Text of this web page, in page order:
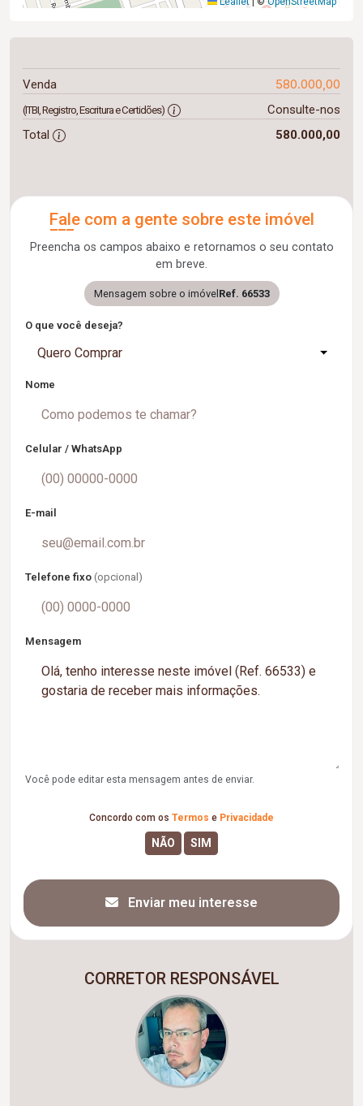
Venda 580.000,00
(ITBI, Registro, Escritura e Certidões)
Consulte-nos
Total
580.000,00
Fale com a gente sobre este imóvel
Preencha os campos abaixo e retornamos o seu contato
em breve.
Mensagem sobre o imóvel Ref. 66533
O que você deseja?
Quero Comprar
Nome
Celular / WhatsApp
E-mail
Telefone fixo (opcional)
Mensagem
Você pode editar esta mensagem antes de enviar.
Concordo com os Termos e Privacidade
Enviar meu interesse
CORRETOR RESPONSÁVEL